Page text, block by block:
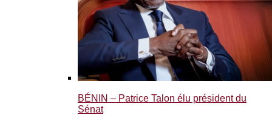
BÉNIN – Patrice Talon élu président du
Sénat